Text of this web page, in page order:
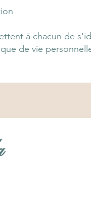
à chacun de
de vie